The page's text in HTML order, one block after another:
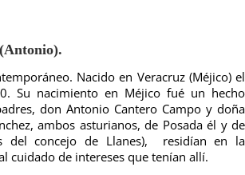
Nacido en Veracruz (Méjico) el
Su nacimiento en Méjico fué un hecho
don Antonio Cantero Campo y doña
ambos asturianos, de Posada él y de
del concejo de Llanes), residían en la
cuidado de intereses que tenían allí.